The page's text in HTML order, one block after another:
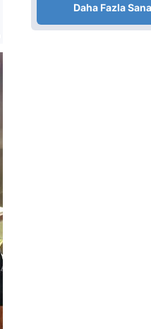
Daha Fazla